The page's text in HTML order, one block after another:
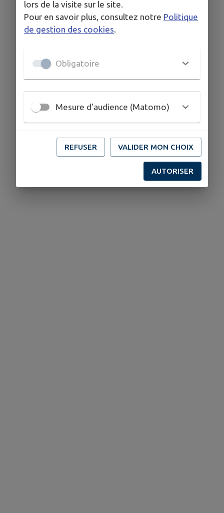
lors de la visite sur le site.
Pour en savoir plus, consultez notre Politique
de gestion des cookies
Obligatoire
Mesure d'audience (Matomo)
REFUSER VALIDER MON CHOIX
AUTORISER